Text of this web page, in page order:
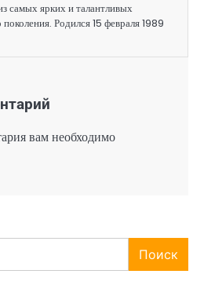
самых ярких и талантливых
Родился 15 февраля 1989
вам необходимо
Поиск